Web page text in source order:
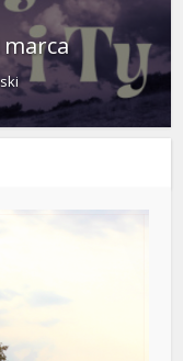
marca